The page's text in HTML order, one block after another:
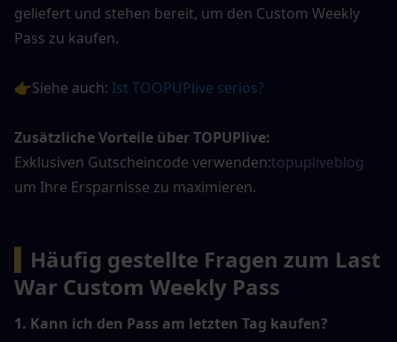
geliefert und stehen bereit, um den Custom Weekly
Pass zu kaufen.
👉Siehe auch: Ist TOOPUPlive seriös?
Zusätzliche Vorteile über TOPUPlive:
Exklusiven Gutscheincode verwenden:topupliveblog
um Ihre Ersparnisse zu maximieren.
Häufig gestellte Fragen zum Last
War Custom Weekly Pass
1. Kann ich den Pass am letzten Tag kaufen?